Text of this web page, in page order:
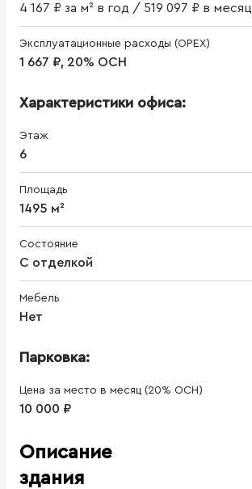
4 167 ₽ за м² в год / 519 097 ₽ в месяц
Эксплуатационные расходы (OPEX)
1 667 ₽, 20% ОСН
Характеристики офиса:
Этаж
6
Площадь
1495 м²
Состояние
С отделкой
Мебель
Нет
Парковка:
Цена за место в месяц (20% ОСН)
10 000 ₽
Описание
здания